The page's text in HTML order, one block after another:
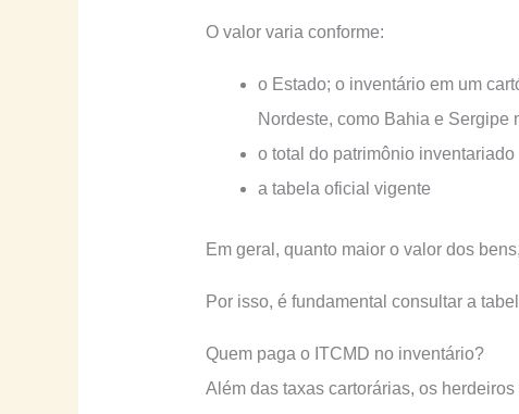
O valor varia conforme:
o Estado; o inventário em um
Nordeste, como Bahia e Sergipe
o total do patrimônio inventariado
a tabela oficial vigente
Em geral, quanto maior o valor dos
Por isso, é fundamental consultar a
Quem paga o ITCMD no inventário?
Além das taxas cartorárias, os